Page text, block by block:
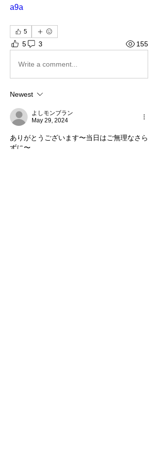
a9a
5
5 3 155
Write a comment...
Newest
よしモンブラン
May 29, 2024
ありがとうございます〜当日はご無理なさら
ずに〜